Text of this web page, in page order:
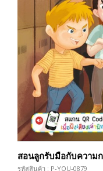
สอนลูกรับมือกับความ
รหัสสินค้า : P-YOU-0879